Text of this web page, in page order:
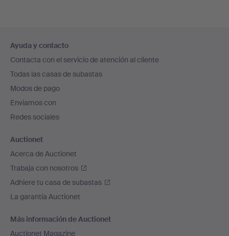
en
el
pie
de
página
Ayuda y contacto
Contacta con el servicio de atención al cliente
Todas las casas de subastas
Modos de pago
Enviamos con
Redes sociales
Auctionet
Acerca de Auctionet
Trabaja con nosotros
Adhiere tu casa de subastas
La garantía Auctionet
Más información de Auctionet
Auctionet Magazine